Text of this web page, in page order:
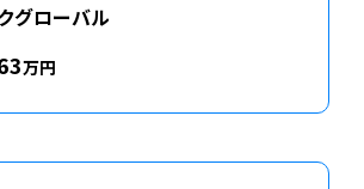
グローバル
万円